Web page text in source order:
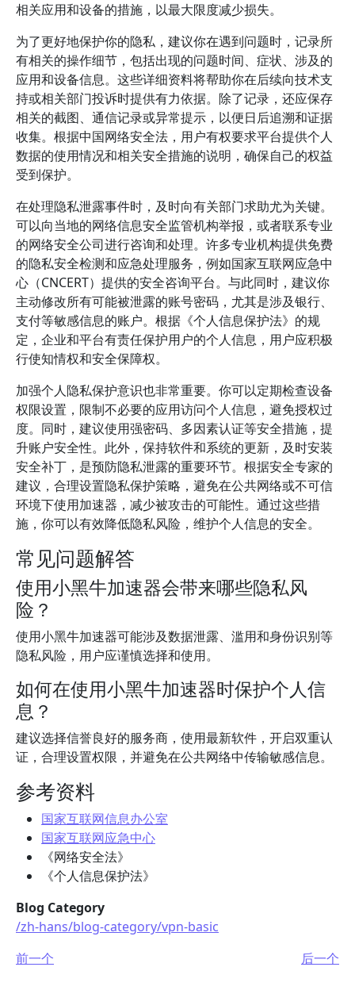
相关应用和设备的措施，以最大限度减少损失。
为了更好地保护你的隐私，建议你在遇到问题时，记录所
有相关的操作细节，包括出现的问题时间、症状、涉及的
应用和设备信息。这些详细资料将帮助你在后续向技术支
持或相关部门投诉时提供有力依据。除了记录，还应保存
相关的截图、通信记录或异常提示，以便日后追溯和证据
收集。根据中国网络安全法，用户有权要求平台提供个人
数据的使用情况和相关安全措施的说明，确保自己的权益
受到保护。
在处理隐私泄露事件时，及时向有关部门求助尤为关键。
可以向当地的网络信息安全监管机构举报，或者联系专业
的网络安全公司进行咨询和处理。许多专业机构提供免费
的隐私安全检测和应急处理服务，例如国家互联网应急中
心（CNCERT）提供的安全咨询平台。与此同时，建议你
主动修改所有可能被泄露的账号密码，尤其是涉及银行、
支付等敏感信息的账户。根据《个人信息保护法》的规
定，企业和平台有责任保护用户的个人信息，用户应积极
行使知情权和安全保障权。
加强个人隐私保护意识也非常重要。你可以定期检查设备
权限设置，限制不必要的应用访问个人信息，避免授权过
度。同时，建议使用强密码、多因素认证等安全措施，提
升账户安全性。此外，保持软件和系统的更新，及时安装
安全补丁，是预防隐私泄露的重要环节。根据安全专家的
建议，合理设置隐私保护策略，避免在公共网络或不可信
环境下使用加速器，减少被攻击的可能性。通过这些措
施，你可以有效降低隐私风险，维护个人信息的安全。
常见问题解答
使用小黑牛加速器会带来哪些隐私风
险？
使用小黑牛加速器可能涉及数据泄露、滥用和身份识别等
隐私风险，用户应谨慎选择和使用。
如何在使用小黑牛加速器时保护个人信
息？
建议选择信誉良好的服务商，使用最新软件，开启双重认
证，合理设置权限，并避免在公共网络中传输敏感信息。
参考资料
国家互联网信息办公室
国家互联网应急中心
《网络安全法》
《个人信息保护法》
Blog Category
/zh-hans/blog-category/vpn-basic
前一个
后一个